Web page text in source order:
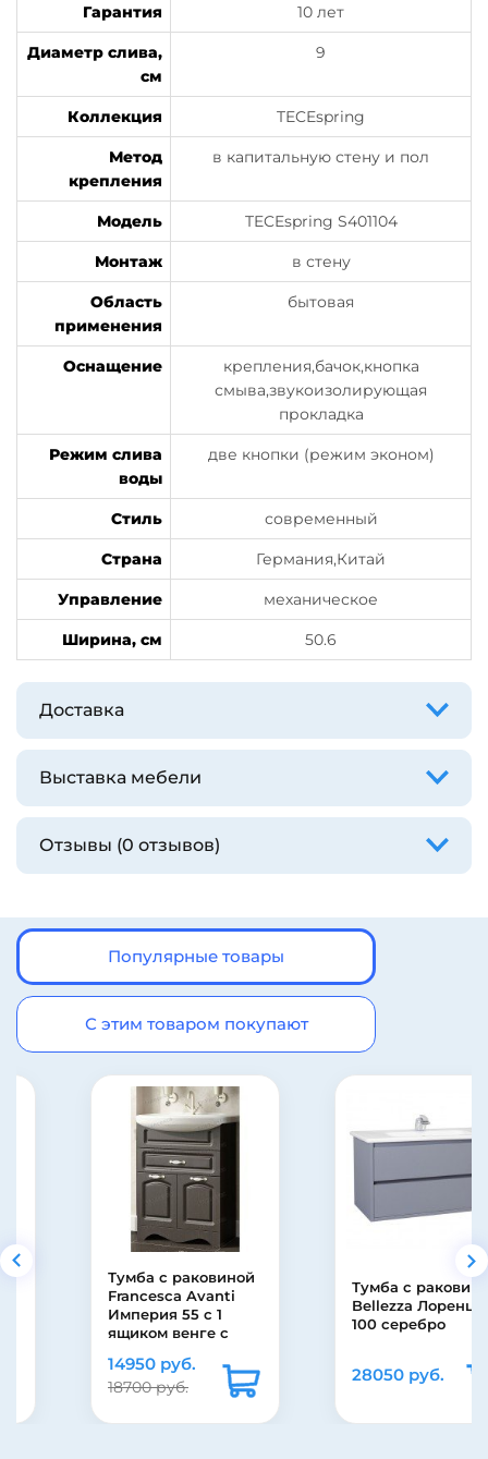
Гарантия 10 лет
Диаметр слива,
см
9
Коллекция TECEspring
Метод
крепления
в капитальную стену и пол
Модель TECEspring S401104
Монтаж в стену
Область
применения
бытовая
Оснащение
крепления,бачок,кнопка
смыва,звукоизолирующая
прокладка
Режим слива
воды
две кнопки (режим эконом)
Стиль современный
Страна Германия,Китай
Управление механическое
Ширина, см 50.6
Доставка
Выставка мебели
Отзывы (0 отзывов)
Популярные товары
С этим товаром покупают
Тумба с раковиной
Francesca Avanti
Империя 55 с 1
ящиком венге с
(2дв.+1ящ, ум. Уют
14950 руб.
18700 руб.
Тумба с раковиной
Bellezza Лоренцо
100 серебро
28050 руб.